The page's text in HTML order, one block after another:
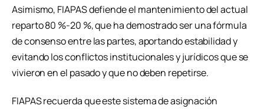
Asimismo, FIAPAS defiende el mantenimiento del actual
reparto 80 %-20 %, que ha demostrado ser una fórmula
de consenso entre las partes, aportando estabilidad y
evitando los conflictos institucionales y jurídicos que se
vivieron en el pasado y que no deben repetirse.
FIAPAS recuerda que este sistema de asignación